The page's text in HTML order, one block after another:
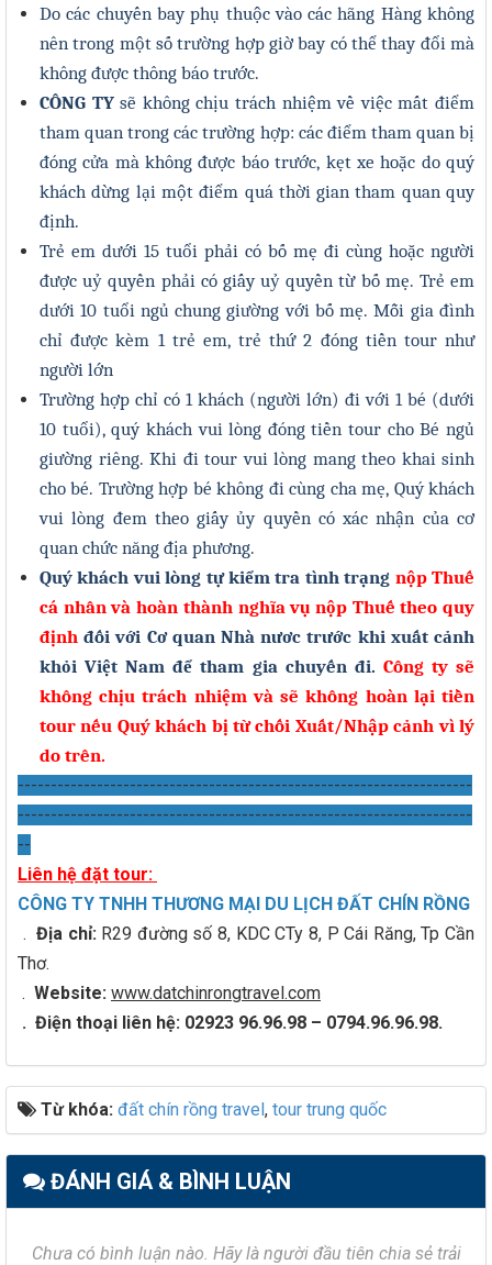
Do các chuyến bay phụ thuộc vào các hãng Hàng không
nên trong một số trường hợp giờ bay có thể thay đổi mà
không được thông báo trước.
CÔNG TYsẽ không chịu trách nhiệm về việc mất điểm
tham quan trong các trường hợp: các điểm tham quan bị
đóng cửa mà không được báo trước, kẹt xe hoặc do quý
khách dừng lại một điểm quá thời gian tham quan quy
định.
Trẻ em dưới 15 tuổi phải có bố mẹ đi cùng hoặc người
được uỷ quyền phải có giấy uỷ quyền từ bố mẹ. Trẻ em
dưới 10 tuổi ngủ chung giường với bố mẹ. Mỗi gia đình
chỉ được kèm 1 trẻ em, trẻ thứ 2 đóng tiền tour như
người lớn
Trường hợp chỉ có 1 khách (người lớn) đi với 1 bé (dưới
10 tuổi), quý khách vui lòng đóng tiền tour cho Bé ngủ
giường riêng. Khi đi tour vui lòng mang theo khai sinh
cho bé. Trường hợp bé không đi cùng cha mẹ, Quý khách
vui lòng đem theo giấy ủy quyền có xác nhận của cơ
quan chức năng địa phương.
Quý khách vui lòng tự kiểm tra tình trạng nộp Thuế
cá nhân và hoàn thành nghĩa vụ nộp Thuế theo quy
địnhđối với Cơ quan Nhà nươc trước khi xuất cảnh
khỏi Việt Nam để tham gia chuyến đi. Công ty sẽ
không chịu trách nhiệm và sẽ không hoàn lại tiền
tour nếu Quý khách bị từ chối Xuất/Nhập cảnh vì lý
do trên.
---------------------------------------------------------------------
---------------------------------------------------------------------
--
Liên hệ đặt tour:
CÔNG TY TNHH THƯƠNG MẠI DU LỊCH ĐẤT CHÍN RỒNG
. Địa chỉ:R29 đường số 8, KDC CTy 8, P Cái Răng, Tp Cần
Thơ.
. Website: www.datchinrongtravel.com
. Điện thoại liên hệ: 02923 96.96.98 – 0794.96.96.98.
Từ khóa: đất chín rồng travel, tour trung quốc
ĐÁNH GIÁ & BÌNH LUẬN
Chưa có bình luận nào. Hãy là người đầu tiên chia sẻ trải